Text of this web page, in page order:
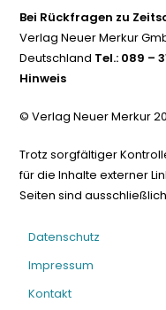
Bei Rückfragen zu
Verlag Neuer Merkur
Deutschland Tel.: 089 –
Hinweis
© Verlag Neuer Merkur
Trotz sorgfältiger
für die Inhalte externer
Seiten sind
Datenschutz
Impressum
Kontakt